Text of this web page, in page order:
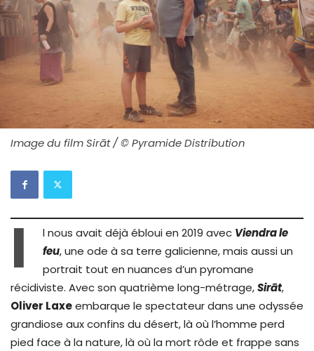
Image du film Sirāt / © Pyramide Distribution
I l nous avait déjà ébloui en 2019 avec Viendra le
feu, une ode à sa terre galicienne, mais aussi un
portrait tout en nuances d’un pyromane
récidiviste. Avec son quatrième long-métrage,Sirāt,
Oliver Laxeembarque le spectateur dans une odyssée
grandiose aux confins du désert, là où l’homme perd
pied face à la nature, là où la mort rôde et frappe sans